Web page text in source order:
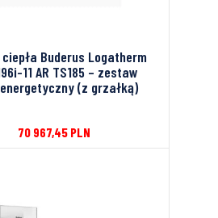
Buderus Logatherm
11 AR TS185 – zestaw
(z grzałką)
70 967,45 PLN